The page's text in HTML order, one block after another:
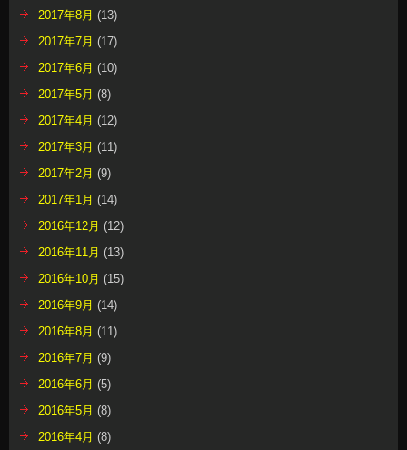
2017年8月 (13)
2017年7月 (17)
2017年6月 (10)
2017年5月 (8)
2017年4月 (12)
2017年3月 (11)
2017年2月 (9)
2017年1月 (14)
2016年12月 (12)
2016年11月 (13)
2016年10月 (15)
2016年9月 (14)
2016年8月 (11)
2016年7月 (9)
2016年6月 (5)
2016年5月 (8)
2016年4月 (8)